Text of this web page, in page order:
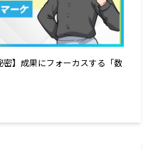
密】成果にフォーカスする「数